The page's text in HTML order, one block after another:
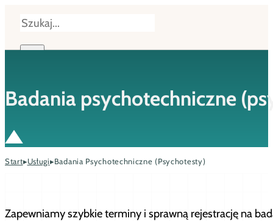
Szukaj
Badania psychotechniczne
Start▸Usługi▸Badania Psychotechniczne (psychotesty)
Zapewniamy szybkie terminy i sprawną rejestrację na